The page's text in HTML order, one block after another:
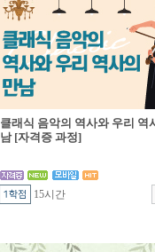
클래식 음악의 역사와 우리 역
남 [자격증 과정]
15시간